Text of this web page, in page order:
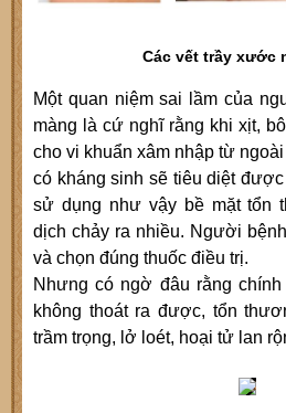
Các vết trầy xước
Một quan niệm sai lầm của
màng là cứ nghĩ rằng khi xịt,
cho vi khuẩn xâm nhập từ
có kháng sinh sẽ tiêu diệt
sử dụng như vậy bề mặt tổn
dịch chảy ra nhiều. Người
và chọn đúng thuốc điều trị.
Nhưng có ngờ đâu rằng
không thoát ra được, tổn
trầm trọng, lở loét, hoại tử lan